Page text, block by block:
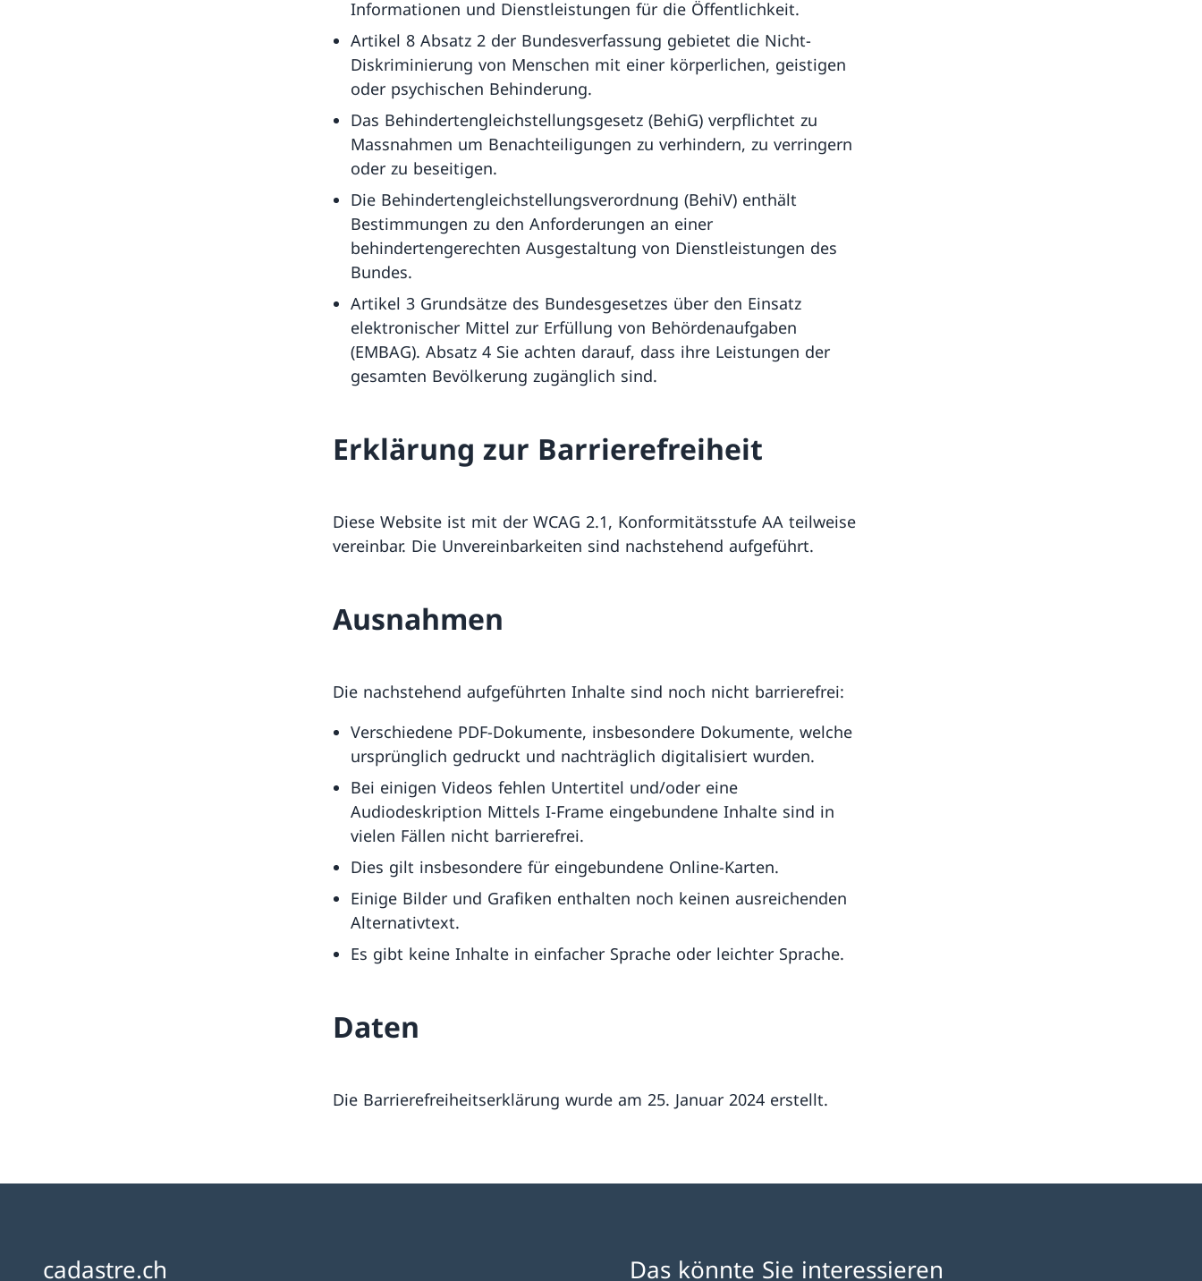
Informationen und Dienstleistungen für die Öffentlichkeit.
Artikel 8 Absatz 2 der Bundesverfassung gebietet die Nicht-
Diskriminierung von Menschen mit einer körperlichen, geistigen
oder psychischen Behinderung.
Das Behindertengleichstellungsgesetz (BehiG) verpflichtet zu
Massnahmen um Benachteiligungen zu verhindern, zu verringern
oder zu beseitigen.
Die Behindertengleichstellungsverordnung (BehiV) enthält
Bestimmungen zu den Anforderungen an einer
behindertengerechten Ausgestaltung von Dienstleistungen des
Bundes.
Artikel 3 Grundsätze des Bundesgesetzes über den Einsatz
elektronischer Mittel zur Erfüllung von Behördenaufgaben
(EMBAG). Absatz 4 Sie achten darauf, dass ihre Leistungen der
gesamten Bevölkerung zugänglich sind.
Erklärung zur Barrierefreiheit
Diese Website ist mit der WCAG 2.1, Konformitätsstufe AA teilweise
vereinbar. Die Unvereinbarkeiten sind nachstehend aufgeführt.
Ausnahmen
Die nachstehend aufgeführten Inhalte sind noch nicht barrierefrei:
Verschiedene PDF-Dokumente, insbesondere Dokumente, welche
ursprünglich gedruckt und nachträglich digitalisiert wurden.
Bei einigen Videos fehlen Untertitel und/oder eine
Audiodeskription Mittels I-Frame eingebundene Inhalte sind in
vielen Fällen nicht barrierefrei.
Dies gilt insbesondere für eingebundene Online-Karten.
Einige Bilder und Grafiken enthalten noch keinen ausreichenden
Alternativtext.
Es gibt keine Inhalte in einfacher Sprache oder leichter Sprache.
Daten
Die Barrierefreiheitserklärung wurde am 25. Januar 2024 erstellt.
cadastre.ch Das könnte Sie interessieren